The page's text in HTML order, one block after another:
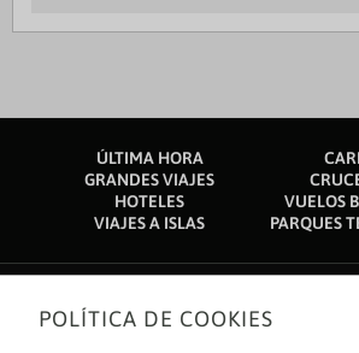
ÚLTIMA HORA
GRANDES VIAJES
HOTELES
VUELOS
VIAJES A ISLAS
PARQUES
Sobre nosotros
POLÍTICA DE COOKIES